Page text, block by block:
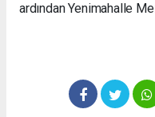
ardından Yenimahalle